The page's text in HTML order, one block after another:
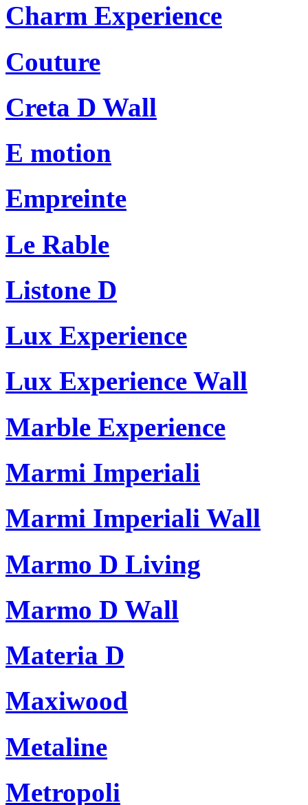
Charm Experience
Couture
Creta D Wall
E motion
Empreinte
Le Rable
Listone D
Lux Experience
Lux Experience Wall
Marble Experience
Marmi Imperiali
Marmi Imperiali Wall
Marmo D Living
Marmo D Wall
Materia D
Maxiwood
Metaline
Metropoli